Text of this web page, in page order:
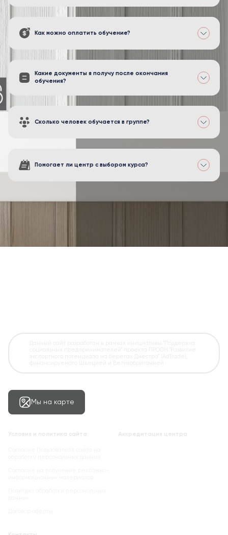
Как можно оплатить обучение?
Какие документы я получу после окончания
обучения?
Сколько человек обучается в группе?
Помогает ли центр с выбором курса?
Мы на карте